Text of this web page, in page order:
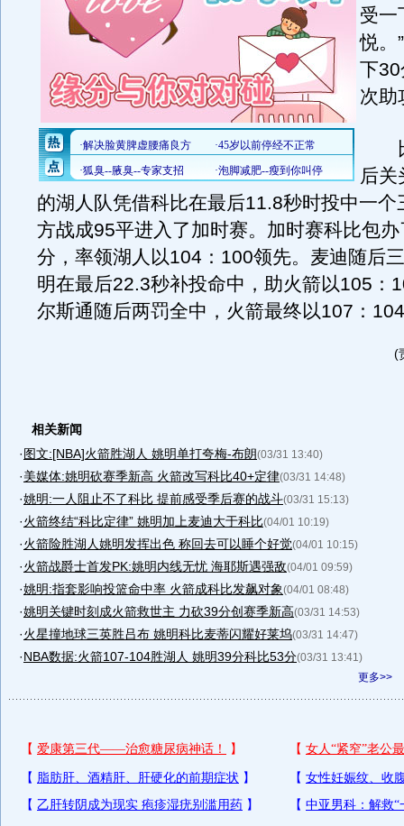
受一
悦。
下
次助
比
后关
的湖人队凭借科比在最后11.8秒时投中一个
方战成95平进入了加时赛。加时赛科比包
分，率领湖人以104：100领先。麦迪随后
明在最后22.3秒补投命中，助火箭以105：
尔斯通随后两罚全中，火箭最终以107：
(
相关新闻
·图文:[NBA]火箭胜湖人 姚明单打夸梅-布朗(03/31 13:40)
·美媒体:姚明砍赛季新高 火箭改写科比40+定律(03/31 14:48)
·姚明:一人阻止不了科比 提前感受季后赛的战斗(03/31 15:13)
·火箭终结“科比定律” 姚明加上麦迪大于科比(04/01 10:19)
·火箭险胜湖人姚明发挥出色 称回去可以睡个好觉(04/01 10:15)
·火箭战爵士首发PK:姚明内线无忧 海耶斯遇强敌(04/01 09:59)
·姚明:指套影响投篮命中率 火箭成科比发飙对象(04/01 08:48)
·姚明关键时刻成火箭救世主 力砍39分创赛季新高(03/31 14:53)
·火星撞地球三英胜吕布 姚明科比麦蒂闪耀好莱坞(03/31 14:47)
·NBA数据:火箭107-104胜湖人 姚明39分科比53分(03/31 13:41)
更多>>